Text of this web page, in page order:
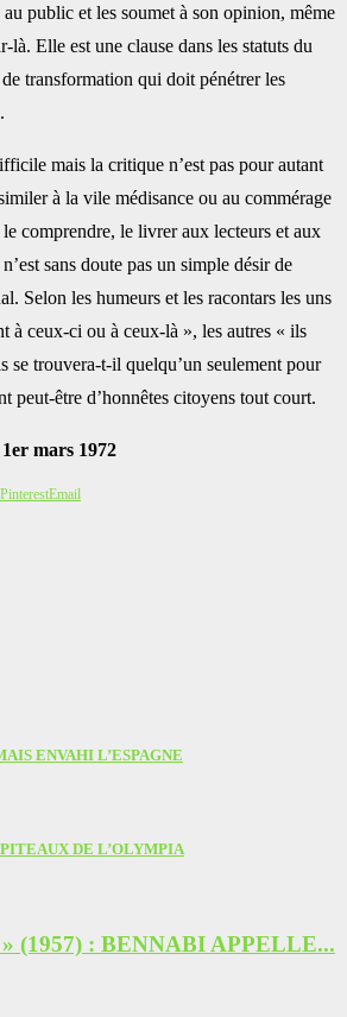
au public et les soumet à son opinion, même
là. Elle est une clause dans les statuts du
transformation qui doit pénétrer les
mais la critique n’est pas pour autant
à la vile médisance ou au commérage
comprendre, le livrer aux lecteurs et aux
sans doute pas un simple désir de
Selon les humeurs et les racontars les uns
à ceux-ci ou à ceux-là », les autres « ils
se trouvera-t-il quelqu’un seulement pour
peut-être d’honnêtes citoyens tout court.
mars 1972
PinterestEmail
ENVAHI L’ESPAGNE
DE L’OLYMPIA
(1957) : BENNABI APPELLE...